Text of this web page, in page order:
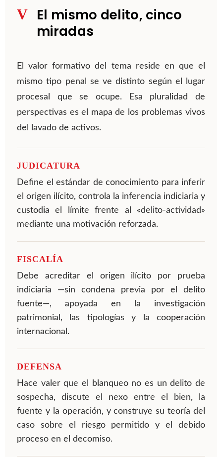
V
El mismo delito, cinco
miradas
El valor formativo del tema reside en que el
mismo tipo penal se ve distinto según el lugar
procesal que se ocupe. Esa pluralidad de
perspectivas es el mapa de los problemas vivos
del lavado de activos.
JUDICATURA
Define el estándar de conocimiento para inferir
el origen ilícito, controla la inferencia indiciaria y
custodia el límite frente al «delito-actividad»
mediante una motivación reforzada.
FISCALÍA
Debe acreditar el origen ilícito por prueba
indiciaria —sin condena previa por el delito
fuente—, apoyada en la investigación
patrimonial, las tipologías y la cooperación
internacional.
DEFENSA
Hace valer que el blanqueo no es un delito de
sospecha, discute el nexo entre el bien, la
fuente y la operación, y construye su teoría del
caso sobre el riesgo permitido y el debido
proceso en el decomiso.